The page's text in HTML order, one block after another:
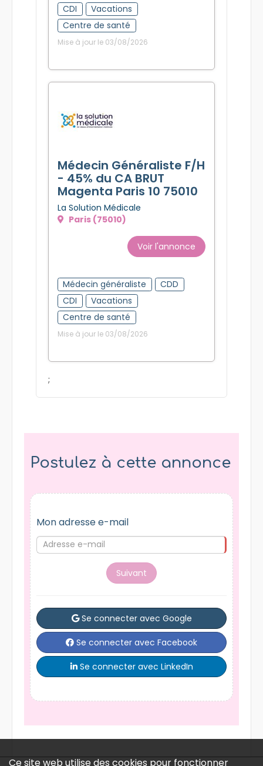
CDI
Vacations
Centre de santé
Mise à jour le 03/08/2026
Médecin Généraliste F/H
- 45% du CA BRUT
Magenta Paris 10 75010
La Solution Médicale
Paris (75010)
Voir l'annonce
Médecin généraliste
CDD
CDI
Vacations
Centre de santé
Mise à jour le 03/08/2026
;
Postulez à cette annonce
Mon adresse e-mail
Suivant
Se connecter avec Google
Se connecter avec Facebook
Se connecter avec LinkedIn
Ce site web utilise des cookies pour fonctionner